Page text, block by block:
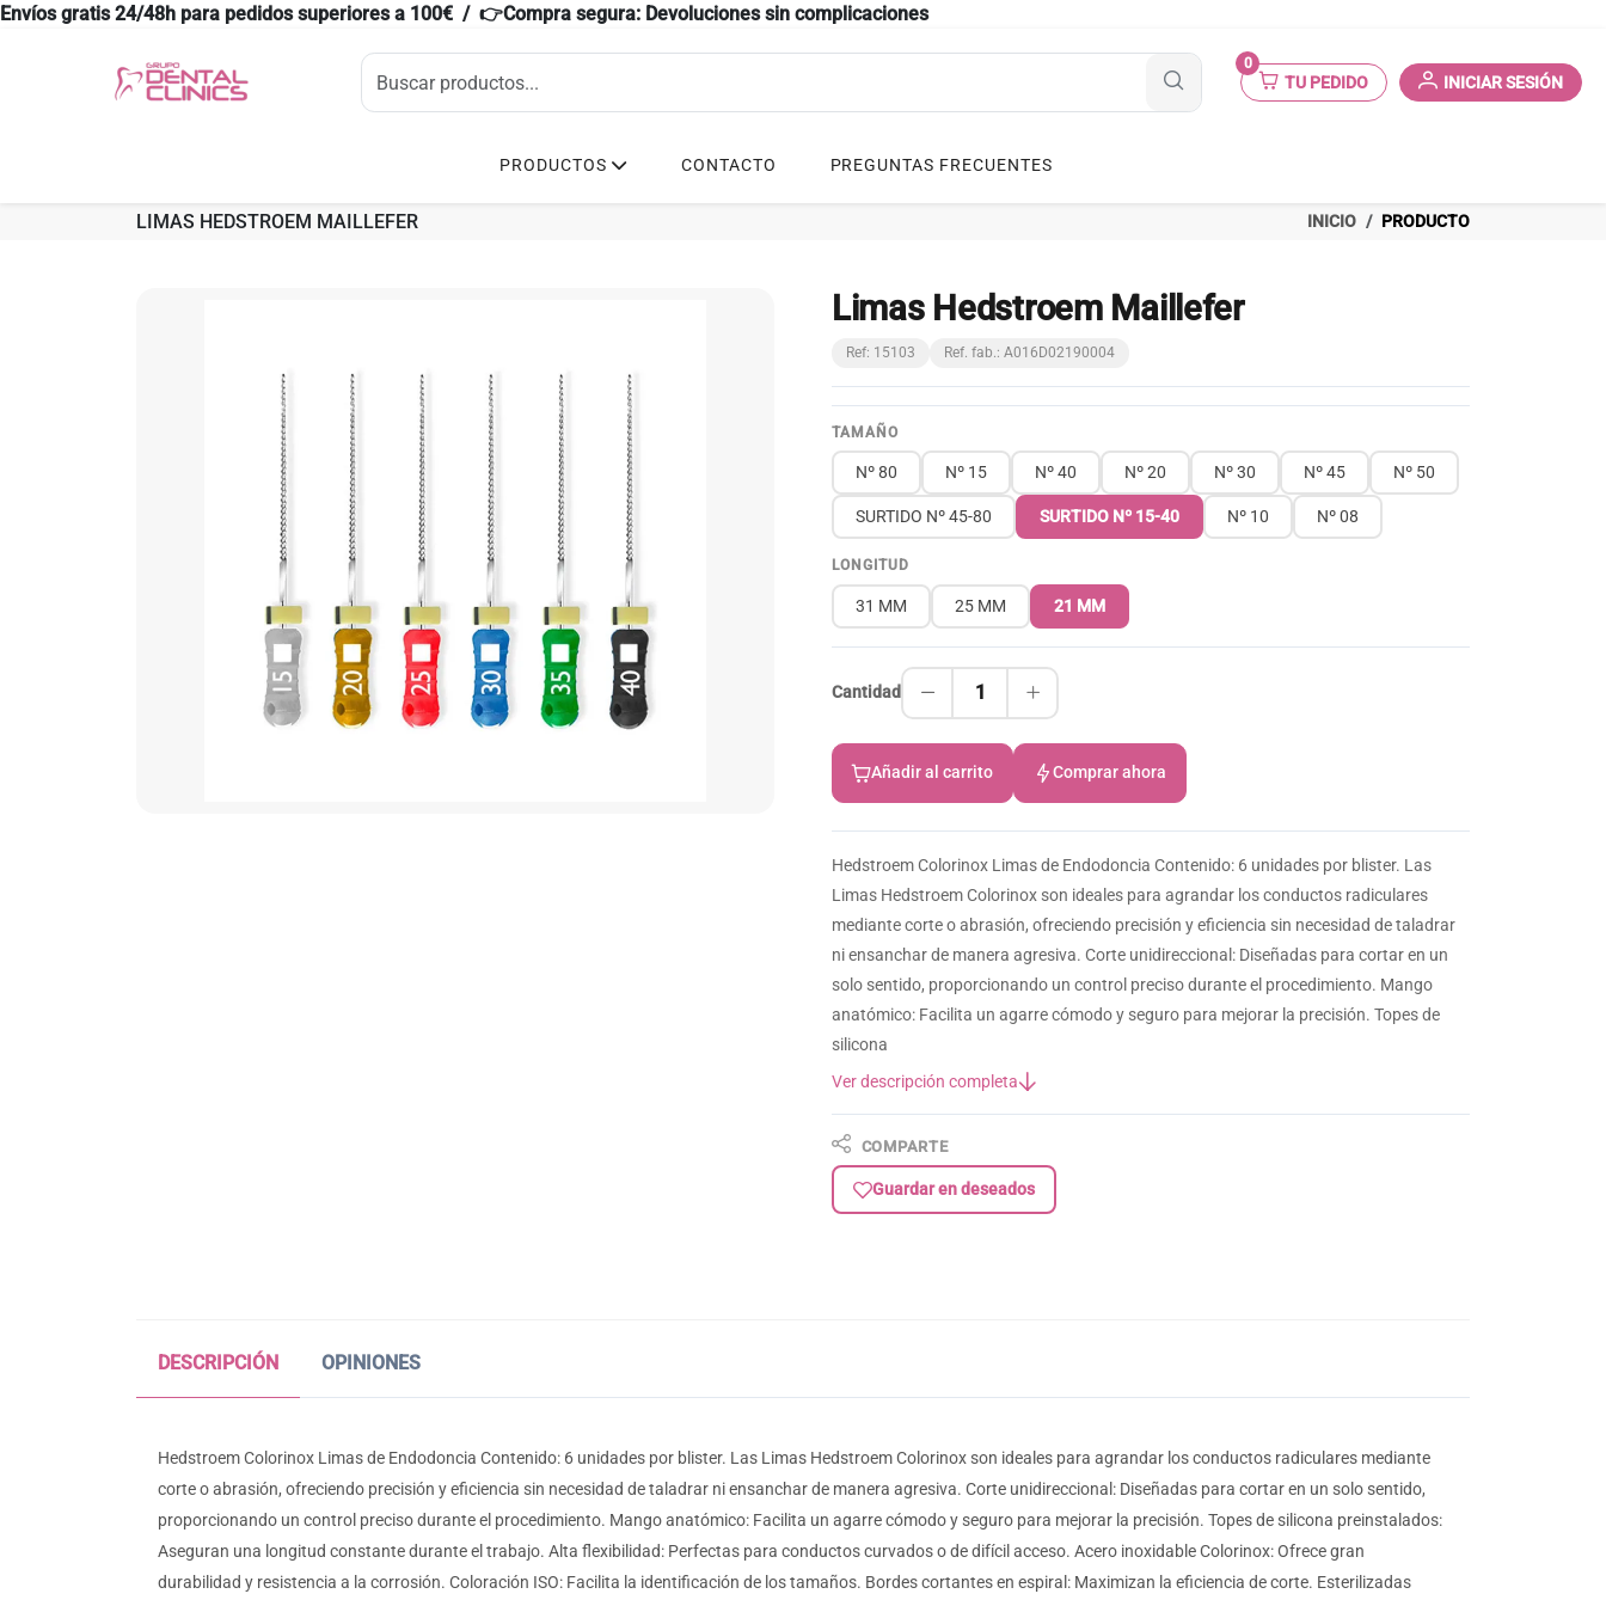
Envíos gratis 24/48h para pedidos superiores a 100€ / 👉Compra segura: Devoluciones sin complicaciones
0
TU PEDIDO INICIAR SESIÓN
PRODUCTOS CONTACTO PREGUNTAS FRECUENTES
LIMAS HEDSTROEM MAILLEFER INICIO PRODUCTO
Limas Hedstroem Maillefer
Ref: 15103 Ref. fab.: A016D02190004
TAMAÑO
Nº 80 Nº 15 Nº 40 Nº 20 Nº 30 Nº 45 Nº 50
SURTIDO Nº 45-80 SURTIDO Nº 15-40 Nº 10 Nº 08
LONGITUD
31 MM 25 MM 21 MM
Cantidad 1
Añadir al carrito Comprar ahora
Hedstroem Colorinox Limas de Endodoncia Contenido: 6 unidades por blister. Las
Limas Hedstroem Colorinox son ideales para agrandar los conductos radiculares
mediante corte o abrasión, ofreciendo precisión y eficiencia sin necesidad de taladrar
ni ensanchar de manera agresiva. Corte unidireccional: Diseñadas para cortar en un
solo sentido, proporcionando un control preciso durante el procedimiento. Mango
anatómico: Facilita un agarre cómodo y seguro para mejorar la precisión. Topes de
silicona
Ver descripción completa
COMPARTE
Guardar en deseados
DESCRIPCIÓN OPINIONES
Hedstroem Colorinox Limas de Endodoncia Contenido: 6 unidades por blister. Las Limas Hedstroem Colorinox son ideales para agrandar los conductos radiculares mediante
corte o abrasión, ofreciendo precisión y eficiencia sin necesidad de taladrar ni ensanchar de manera agresiva. Corte unidireccional: Diseñadas para cortar en un solo sentido,
proporcionando un control preciso durante el procedimiento. Mango anatómico: Facilita un agarre cómodo y seguro para mejorar la precisión. Topes de silicona preinstalados:
Aseguran una longitud constante durante el trabajo. Alta flexibilidad: Perfectas para conductos curvados o de difícil acceso. Acero inoxidable Colorinox: Ofrece gran
durabilidad y resistencia a la corrosión. Coloración ISO: Facilita la identificación de los tamaños. Bordes cortantes en espiral: Maximizan la eficiencia de corte. Esterilizadas